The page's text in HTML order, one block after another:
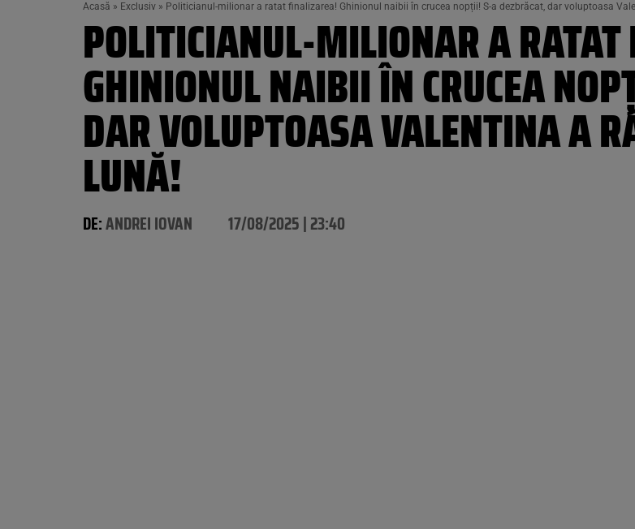
Acasă » Exclusiv » Politicianul-milionar a ratat finalizarea! Ghinionul naibii în crucea nopții! S-a dezbrăcat, dar voluptoasa
POLITICIANUL-MILIONAR A
GHINIONUL NAIBII ÎN CRUCEA
DAR VOLUPTOASA VALENTINA A
LUNĂ!
DE:ANDREI IOVAN 17/08/2025 | 23:40